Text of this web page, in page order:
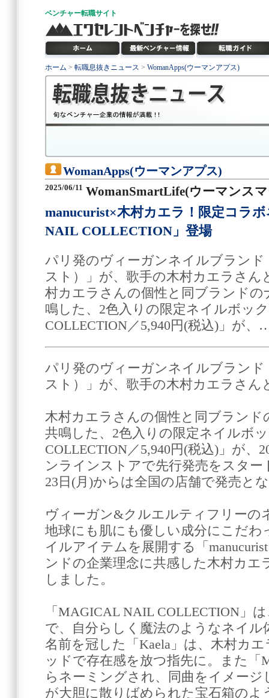
ベンチャー転職サイト
ホーム > 転職息抜きニュース > WomanApps(ウーマンアプス)
WomanApps(ウーマンアプス)
2025/06/11 WomanSmartLife(ウーマンス
manucurist×木村カエラ！限定コラ
NAIL COLLECTION」登場
パリ発のヴィーガンネイルブランド
スト）」が、歌手の木村カエラさ
村カエラさんの個性と同ブランド
鳴した、2色入りの限定ネイルボッ
COLLECTION／5,940円(税込)」が、
パリ発のヴィーガンネイルブランド
スト）」が、歌手の木村カエラさん
木村カエラさんの個性と同ブラン
共鳴した、2色入りの限定ネイルボ
COLLECTION／5,940円(税込)」が、
ンラインストアで先行発売をスター
23日(月)からは全国の店舗で発売と
ヴィーガン&クルエルティフリーの
地球にも肌にも優しい成分にこだわ
イルアイテムを展開する「
ンドの企業理念に共感した木村カ
しました。
「MAGICAL NAIL COLLECTION」
で、自分らしく魔法のようなネイル
名前を冠した「Kaela」は、木村カ
ッドで存在感を放つ指先に。また「
らネーミングされ、同曲をイメー
が大胆に散りばめられた宝石箱のよ